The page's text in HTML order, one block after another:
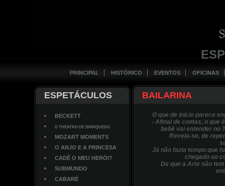
PRINCIPAL HISTÓRICO EVENTOS OFICINAS
ESPETÁCULOS
BECKETT
O THEATRO DE BRINQUEDO
MOZART MOMENTS
O ANJO E A PRINCESA
CADÊ O MEU HERÓI?
SUBMUNDO
CABARÉ
BAILARINA
O que de início parece
- Afinal de contas, o que
bebê vai entender no
Revela-se, de
Já não fazia tempo que
chegado ao
De que a Arte não